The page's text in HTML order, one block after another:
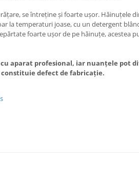
se întreține și foarte ușor. Hăinuțele
la temperaturi joase, cu un detergent
foarte ușor de pe hăinuțe, acestea
aparat profesional, iar nuanțele pot
defect de fabricație.